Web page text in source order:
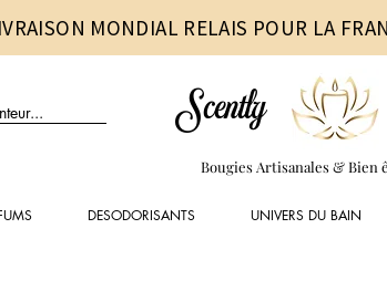
MONDIAL RELAIS POUR LA
Scently
Bougies Artisanales & Bien
DESODORISANTS UNIVERS DU BAIN